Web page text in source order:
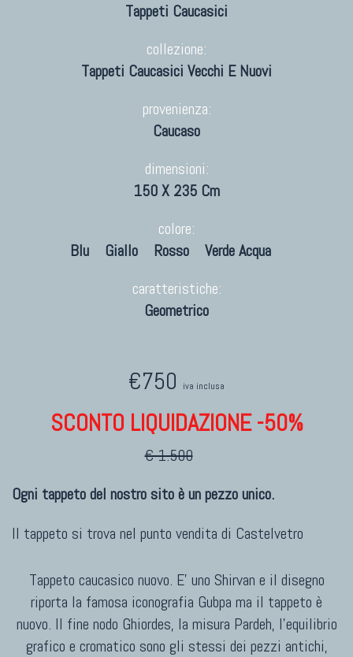
Tappeti Caucasici
collezione:
Tappeti Caucasici Vecchi E Nuovi
provenienza:
Caucaso
dimensioni:
150 X 235 Cm
colore:
Blu
Giallo Rosso
Verde Acqua
caratteristiche:
Geometrico
€750 iva inclusa
SCONTO LIQUIDAZIONE -50%
€ 1.500
Ogni tappeto del nostro sito è un pezzo unico.
Il tappeto si trova nel punto vendita di Castelvetro
Tappeto caucasico nuovo. E' uno Shirvan e il disegno
riporta la famosa iconografia Gubpa ma il tappeto è
nuovo. Il fine nodo Ghiordes, la misura Pardeh, l'equilibrio
grafico e cromatico sono gli stessi dei pezzi antichi,